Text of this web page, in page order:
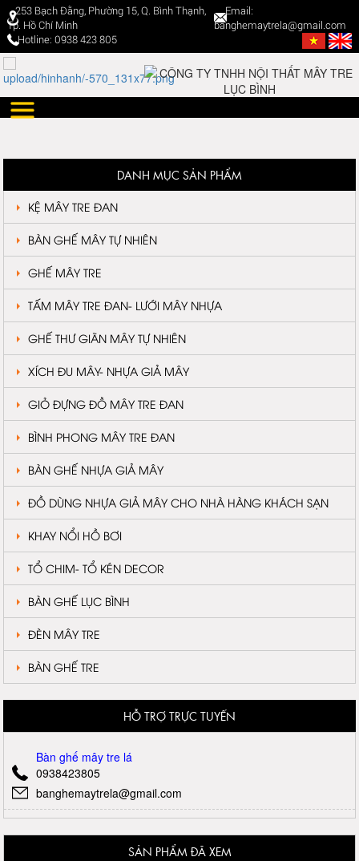
253 Bạch Đằng, Phường 15, Q. Bình Thạnh,
Tp. Hồ Chí Minh
Email:
banghemaytrela@gmail.com
Hotline: 0938 423 805
DANH MỤC SẢN PHẨM
KỆ MÂY TRE ĐAN
BÀN GHẾ MÂY TỰ NHIÊN
GHẾ MÂY TRE
TẤM MÂY TRE ĐAN- LƯỚI MÂY NHỰA
GHẾ THƯ GIÃN MÂY TỰ NHIÊN
XÍCH ĐU MÂY- NHỰA GIẢ MÂY
GIỎ ĐỰNG ĐỒ MÂY TRE ĐAN
BÌNH PHONG MÂY TRE ĐAN
BÀN GHẾ NHỰA GIẢ MÂY
ĐỒ DÙNG NHỰA GIẢ MÂY CHO NHÀ HÀNG KHÁCH SẠN
KHAY NỔI HỒ BƠI
TỔ CHIM- TỔ KÉN DECOR
BÀN GHẾ LỤC BÌNH
ĐÈN MÂY TRE
BÀN GHẾ TRE
HỖ TRỢ TRỰC TUYẾN
Bàn ghế mây tre lá
0938423805
banghemaytrela@gmail.com
SẢN PHẨM ĐÃ XEM